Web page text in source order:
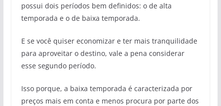
possui dois períodos bem definidos: o de alta
temporada e o de baixa temporada.
E se você quiser economizar e ter mais tranquilidade
para aproveitar o destino, vale a pena considerar
esse segundo período.
Isso porque, a baixa temporada é caracterizada por
preços mais em conta e menos procura por parte dos